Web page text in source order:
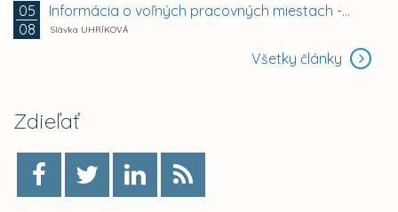
05
08
Informácia o voľných pracovných miestach -...
Slávka UHRÍKOVÁ
Všetky články
Zdieľať